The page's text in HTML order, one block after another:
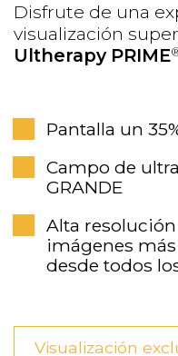
Disfrute de una
visualización
Ultherapy PRIME
Pantalla un
Campo de
GRANDE
Alta
imágenes
desde todos
Visualización